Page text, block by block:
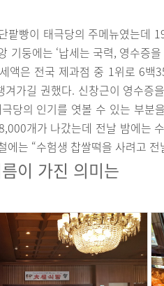
팥빵이 태극당의 주메뉴였는데
기둥에는 ‘납세는 국력, 영수증
액은 전국 제과점 중 1위로 6백
겨가길 권했다. 신창근이 영수증
당의 인기를 엿볼 수 있는 부분
개가 나갔는데 전날 밤에는
에는 “수험생 찹쌀떡을 사려고
이 가진 의미는